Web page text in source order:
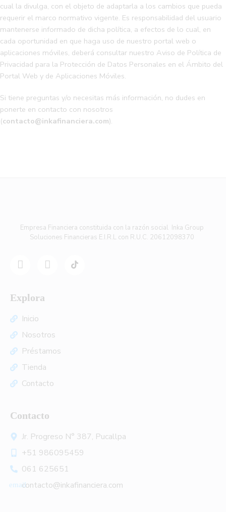
cual la divulga, con el objeto de adaptarla a los cambios que pueda
requerir el marco normativo vigente. Es responsabilidad del usuario
mantenerse informado de dicha política, a efectos de lo cual, en
cada oportunidad en que haga uso de nuestro portal web o
aplicaciones móviles, deberá consultar nuestro Aviso de Política de
Privacidad para la Protección de Datos Personales en el Ámbito del
Portal Web y de Aplicaciones Móviles.
Si tiene preguntas y/o necesitas más información, no dudes en
ponerte en contacto con nosotros
(contacto@inkafinanciera.com).
Empresa Financiera constituida con la razón social Inka Group
Soluciones Financieras E.I.R.L con R.U.C. 20612098370
Explora
Inicio
Nosotros
Préstamos
Tienda
Contacto
Contacto
Jr. Progreso N° 387, Pucallpa
+51 986095459
061 625651
contacto@inkafinanciera.com